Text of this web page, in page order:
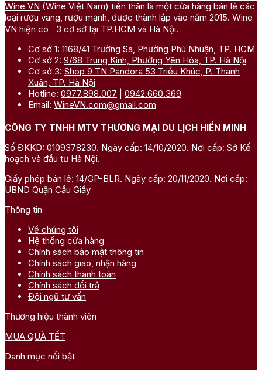
Wine VN (Wine Việt Nam) tiền thân là một cửa hàng bán lẻ các
loại rượu vang, rượu mạnh, được thành lập vào năm 2015. Wine
VN hiện có 3 cơ sở tại TP.HCM và Hà Nội.
Cơ sở 1: 1168/41 Trường Sa, Phường Phú Nhuận, TP. HCM
Cơ sở 2: 9/68 Trung Kính, Phường Yên Hòa, TP. Hà Nội
Cơ sở 3: Shop 9 TN Pandora 53 Triều Khúc, P. Thanh
Xuân, TP. Hà Nội
Hotline: 0977.898.007
0942.660.369
Email: WineVN.com@gmail.com
CÔNG TY TNHH MTV THƯƠNG MẠI DU LỊCH HIỀN MINH
Số ĐKKD: 0109378230. Ngày cấp: 14/10/2020. Nơi cấp: Sở Kế
hoạch và đầu tư Hà Nội.
Giấy phép bán lẻ: 14/GP-BLR. Ngày cấp: 20/11/2020. Nơi cấp:
UBND Quận Cầu Giấy
Thông tin
Về chúng tôi
Hệ thống cửa hàng
Chính sách bảo mật thông tin
Chính sách giao, nhận hàng
Chính sách thanh toán
Chính sách đổi trả
Đội ngũ tư vấn
Thương hiệu thành viên
MUA QUÀ TẾT
Danh mục nổi bật